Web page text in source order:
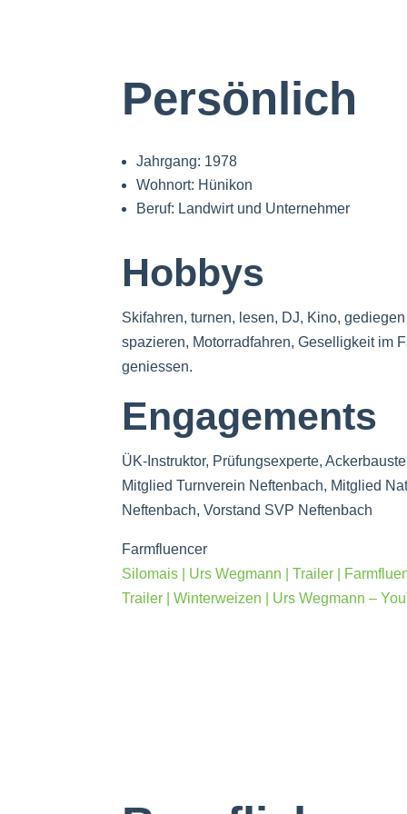
Persönlich
Jahrgang: 1978
Wohnort: Hünikon
Beruf: Landwirt und Unternehmer
Hobbys
Skifahren, turnen, lesen, DJ, Kino,
spazieren, Motorradfahren, Geselligkeit im
geniessen.
Engagements
ÜK-Instruktor, Prüfungsexperte,
Mitglied Turnverein Neftenbach, Mitglied
Neftenbach, Vorstand SVP Neftenbach
Farmfluencer
Silomais | Urs Wegmann | Trailer |
Trailer | Winterweizen | Urs Wegmann –